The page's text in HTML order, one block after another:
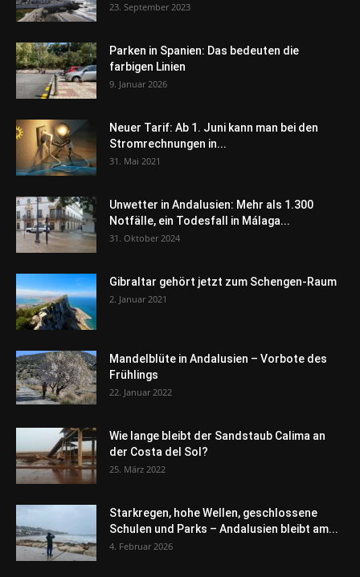
23. September 2023
Parken in Spanien: Das bedeuten die
farbigen Linien
9. Januar 2026
Neuer Tarif: Ab 1. Juni kann man bei den
Stromrechnungen in...
31. Mai 2021
Unwetter in Andalusien: Mehr als 1.300
Notfälle, ein Todesfall in Málaga...
31. Oktober 2024
Gibraltar gehört jetzt zum Schengen-Raum
2. Januar 2021
Mandelblüte in Andalusien – Vorbote des
Frühlings
22. Januar 2022
Wie lange bleibt der Sandstaub Calima an
der Costa del Sol?
25. März 2022
Starkregen, hohe Wellen, geschlossene
Schulen und Parks – Andalusien bleibt am...
4. Februar 2026